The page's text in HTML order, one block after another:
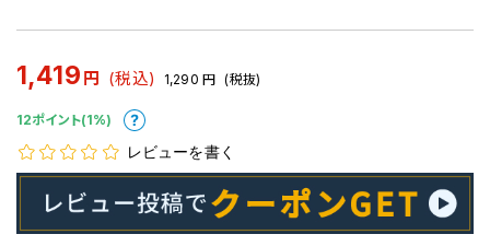
1,419 円 (税込) 1,290 円 (税抜)
12ポイント(1%)
レビューを書く